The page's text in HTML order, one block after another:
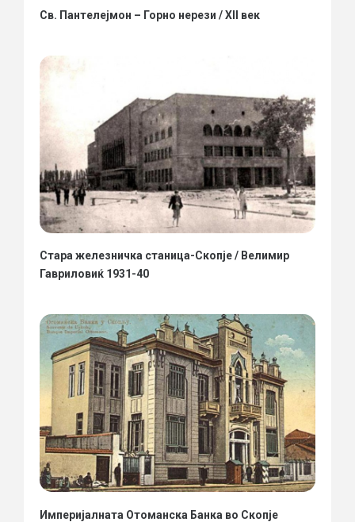
Св. Пантелејмон – Горно нерези / XII век
Стара железничка станица-Скопје / Велимир
Гавриловиќ 1931-40
Империјалната Отоманска Банка во Скопје